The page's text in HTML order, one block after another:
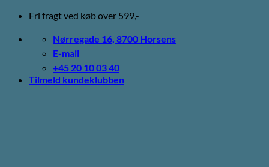
Fortsæt
indhold
Fri fragt ved køb over 599,-
Nørregade 16, 8700 Horsens
E-mail
+45 20 10 03 40
Tilmeld kundeklubben